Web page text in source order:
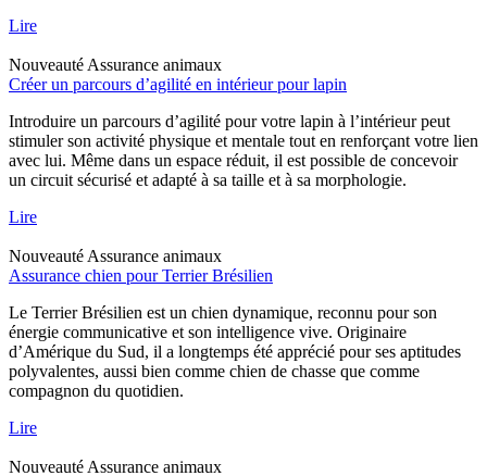
Lire
Nouveauté Assurance animaux
Créer un parcours d’agilité en intérieur pour lapin
Introduire un parcours d’agilité pour votre lapin à l’intérieur peut
stimuler son activité physique et mentale tout en renforçant votre lien
avec lui. Même dans un espace réduit, il est possible de concevoir
un circuit sécurisé et adapté à sa taille et à sa morphologie.
Lire
Nouveauté Assurance animaux
Assurance chien pour Terrier Brésilien
Le Terrier Brésilien est un chien dynamique, reconnu pour son
énergie communicative et son intelligence vive. Originaire
d’Amérique du Sud, il a longtemps été apprécié pour ses aptitudes
polyvalentes, aussi bien comme chien de chasse que comme
compagnon du quotidien.
Lire
Nouveauté Assurance animaux